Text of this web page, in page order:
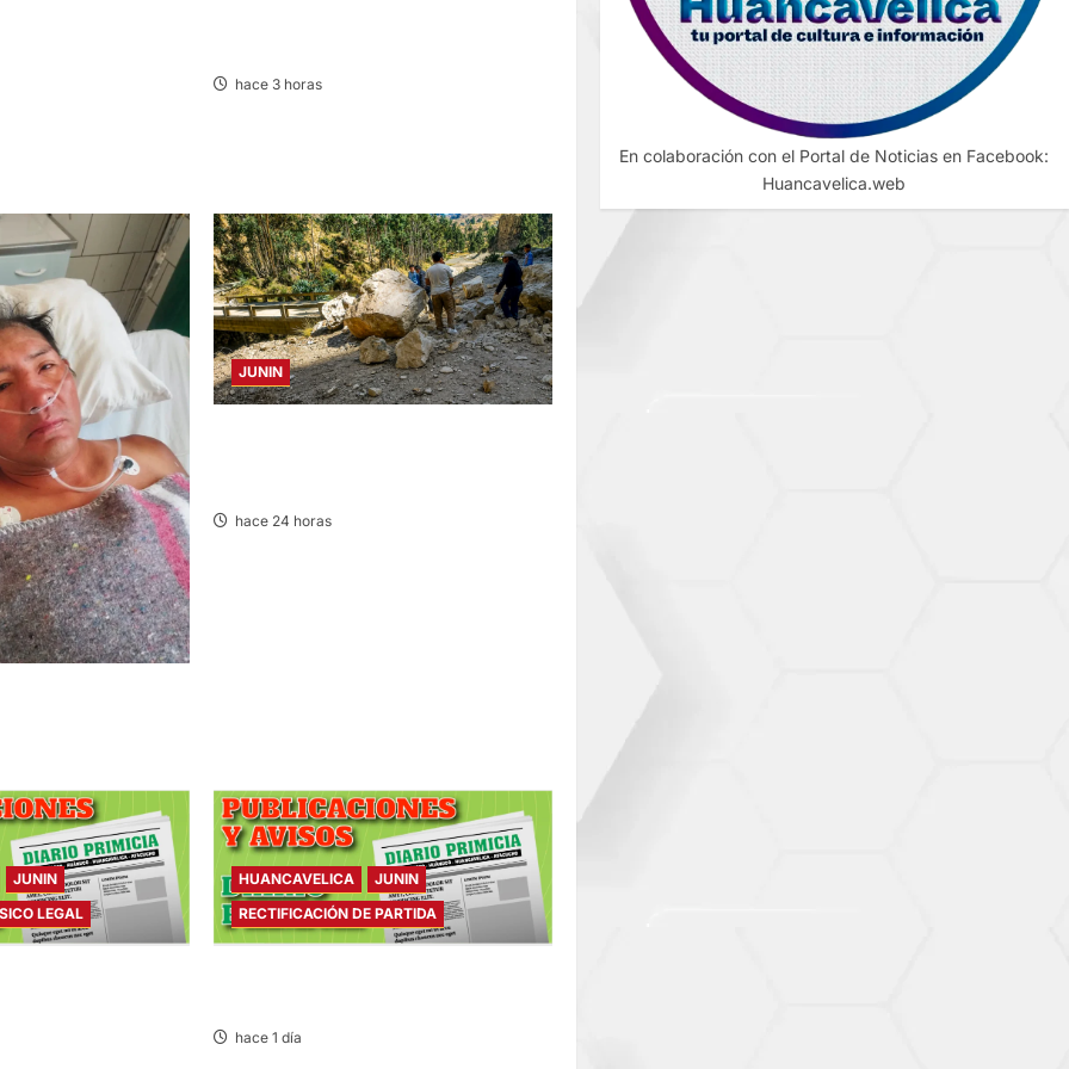
hace 3 horas
JUNIN
hace 24 horas
JUNIN
LEGAL
HUANCAVELICA
JUNIN
RECTIFICACIÓN DE PARTIDA
hace 1 día
En colaboración con el Portal de Noticias en Facebook:
Huancavelica.web